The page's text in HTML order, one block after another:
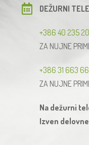
DEŽURNI
+386 40 235
ZA NUJNE
+386 31 663
ZA NUJNE
Na dežurni
Izven